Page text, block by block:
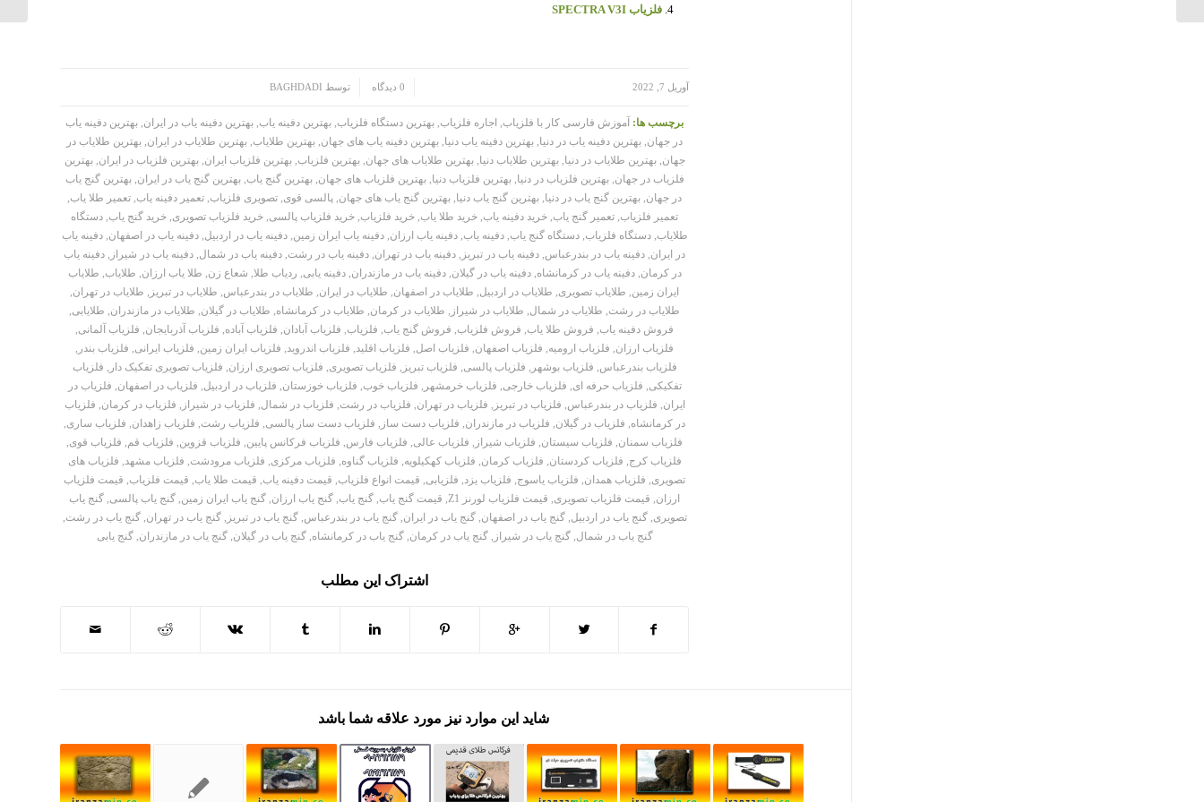
فلزیاب SPECTRA V3I
آوریل 7, 2022 0 دیدگاه توسط BAGHDADI
برچسب ها: آموزش فارسی کار با فلزیاب اجاره فلزیاب بهترین دستگاه فلزیاب بهترین دفینه یاب بهترین دفینه یاب در ایران بهترین دفینه یاب
در جهان بهترین دفینه یاب در دنیا بهترین دفینه یاب دنیا بهترین دفینه یاب های جهان بهترین طلایاب بهترین طلایاب در ایران بهترین طلایاب در
جهان ,بهترین طلایاب در دنیا ,بهترین طلایاب دنیا ,بهترین طلایاب های جهان ,بهترین فلزیاب ,بهترین فلزیاب ایران ,بهترین فلزیاب در ایران ,بهترین
فلزیاب در جهان ,بهترین فلزیاب در دنیا ,بهترین فلزیاب دنیا ,بهترین فلزیاب های جهان ,بهترین گنج یاب ,بهترین گنج یاب در ایران ,بهترین گنج یاب
در جهان بهترین گنج یاب در دنیا بهترین گنج یاب دنیا بهترین گنج یاب های جهان پالسی قوی تصویری فلزیاب تعمیر دفینه یاب تعمیر طلا یاب
تعمیر فلزیاب تعمیر گنج یاب خرید دفینه یاب خرید طلا یاب خرید فلزیاب خرید فلزیاب پالسی خرید فلزیاب تصویری خرید گنج یاب دستگاه
طلایاب ,دستگاه فلزیاب ,دستگاه گنج یاب ,دفینه یاب ,دفینه یاب ارزان ,دفینه یاب ایران زمین ,دفینه یاب در اردبیل ,دفینه یاب در اصفهان ,دفینه یاب
در ایران دفینه یاب در بندرعباس دفینه یاب در تبریز دفینه یاب در تهران دفینه یاب در رشت دفینه یاب در شمال دفینه یاب در شیراز
دفینه یاب
در کرمان ,دفینه یاب در کرمانشاه ,دفینه یاب در گیلان ,دفینه یاب در مازندران ,دفینه یابی ردیاب طلا شعاع زن طلا یاب ارزان طلایاب
طلایاب
ایران زمین
طلایاب تصویری طلایاب در اردبیل طلایاب در اصفهان طلایاب در ایران طلایاب در بندرعباس طلایاب در تبریز طلایاب در تهران
طلایاب در رشت
طلایاب در شمال طلایاب در شیراز طلایاب در کرمان طلایاب در کرمانشاه طلایاب در گیلان طلایاب در مازندران طلایابی
فروش دفینه یاب
فروش طلا یاب فروش فلزیاب فروش گنج یاب فلزیاب فلزیاب آبادان فلزیاب آباده فلزیاب آذربایجان فلزیاب آلمانی
فلزیاب ارزان
فلزیاب ارومیه فلزیاب اصفهان فلزیاب اصل فلزیاب اقلید فلزیاب اندروید فلزیاب ایران زمین فلزیاب ایرانی فلزیاب بندر
فلزیاب بندرعباس
فلزیاب بوشهر فلزیاب پالسی فلزیاب تبریز فلزیاب تصویری فلزیاب تصویری ارزان فلزیاب تصویری تفکیک دار
فلزیاب
تفکیکی
فلزیاب حرفه ای فلزیاب خارجی فلزیاب خرمشهر فلزیاب خوب فلزیاب خوزستان فلزیاب در اردبیل فلزیاب در اصفهان
فلزیاب در
ایران
فلزیاب در بندرعباس فلزیاب در تبریز فلزیاب در تهران فلزیاب در رشت فلزیاب در شمال فلزیاب در شیراز فلزیاب در کرمان
فلزیاب
در کرمانشاه
فلزیاب در گیلان فلزیاب در مازندران فلزیاب دست ساز فلزیاب دست ساز پالسی فلزیاب رشت فلزیاب زاهدان فلزیاب ساری
فلزیاب سمنان
فلزیاب سیستان فلزیاب شیراز فلزیاب عالی فلزیاب فارس فلزیاب فرکانس پایین فلزیاب قزوین فلزیاب قم فلزیاب قوی
فلزیاب کرج
فلزیاب کردستان فلزیاب کرمان فلزیاب کهکیلویه فلزیاب گناوه فلزیاب مرکزی فلزیاب مرودشت فلزیاب مشهد
فلزیاب های
تصویری
فلزیاب همدان فلزیاب یاسوج فلزیاب یزد فلزیابی قیمت انواع فلزیاب قیمت دفینه یاب قیمت طلا یاب قیمت فلزیاب
قیمت فلزیاب
ارزان
قیمت فلزیاب تصویری قیمت فلزیاب لورنز Z1 قیمت گنج یاب گنج یاب گنج یاب ارزان گنج یاب ایران زمین گنج یاب پالسی گنج یاب
تصویری ,گنج یاب در اردبیل ,گنج یاب در اصفهان ,گنج یاب در ایران ,گنج یاب در بندرعباس ,گنج یاب در تبریز ,گنج یاب در تهران ,گنج یاب در رشت
گنج یاب در شمال ,گنج یاب در شیراز ,گنج یاب در کرمان ,گنج یاب در کرمانشاه ,گنج یاب در گیلان ,گنج یاب در مازندران ,گنج یابی
اشتراک این مطلب
شاید این موارد نیز مورد علاقه شما باشد